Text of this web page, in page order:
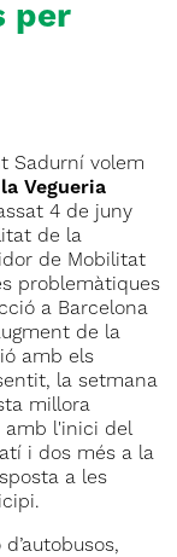
per
Sadurní volem
Vegueria
4 de juny
de la
de Mobilitat
problemàtiques
a Barcelona
de la
amb els
la setmana
millora
amb l'inici del
i dos més a la
a les